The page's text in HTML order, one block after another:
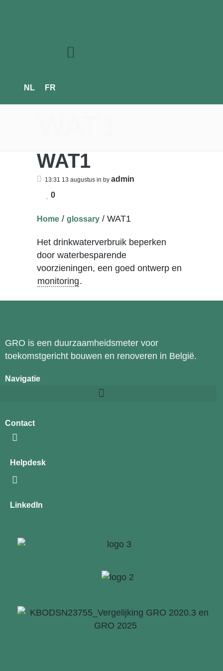
NL FR
WAT1
13:31 13 augustus in by admin
0
Home / glossary / WAT1
Het drinkwaterverbruik beperken
door waterbesparende
voorzieningen, een goed ontwerp en
monitoring.
GRO is een duurzaamheidsmeter voor
toekomstgericht bouwen en renoveren in België.
Navigatie
Contact
Helpdesk
LinkedIn